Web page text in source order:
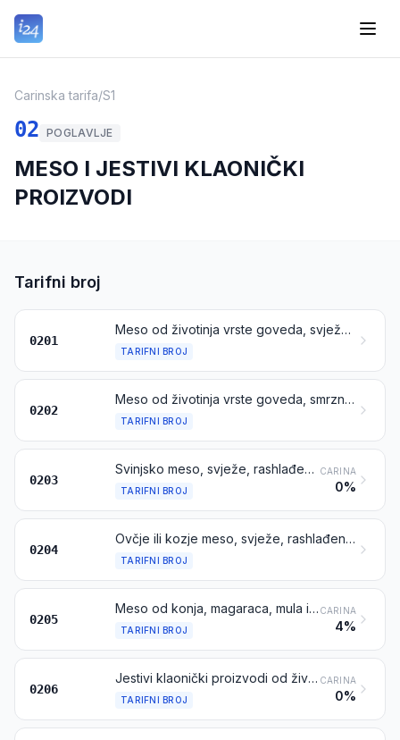
Carinska tarifa/S1
02 POGLAVLJE
MESO I JESTIVI KLAONIČKI
PROIZVODI
Tarifni broj
0201
Meso od životinja vrste goveda, svježe ili rashlađeno
TARIFNI BROJ
0202
Meso od životinja vrste goveda, smrznuto
TARIFNI BROJ
0203
Svinjsko meso, svježe, rashlađeno ili smrznuto
TARIFNI BROJ
CARINA
0%
0204
Ovčje ili kozje meso, svježe, rashlađeno ili smrznuto
TARIFNI BROJ
0205
Meso od konja, magaraca, mula ili mazgi, svježe, rashlađeno ili smrznuto
TARIFNI BROJ
CARINA
4%
0206
Jestivi klaonički proizvodi od životinja vrsta goveda, svinja, ovaca, koza, konja, magaraca, mula ili mazgi, svježi, rashlađeni ili smrznuti
TARIFNI BROJ
CARINA
0%